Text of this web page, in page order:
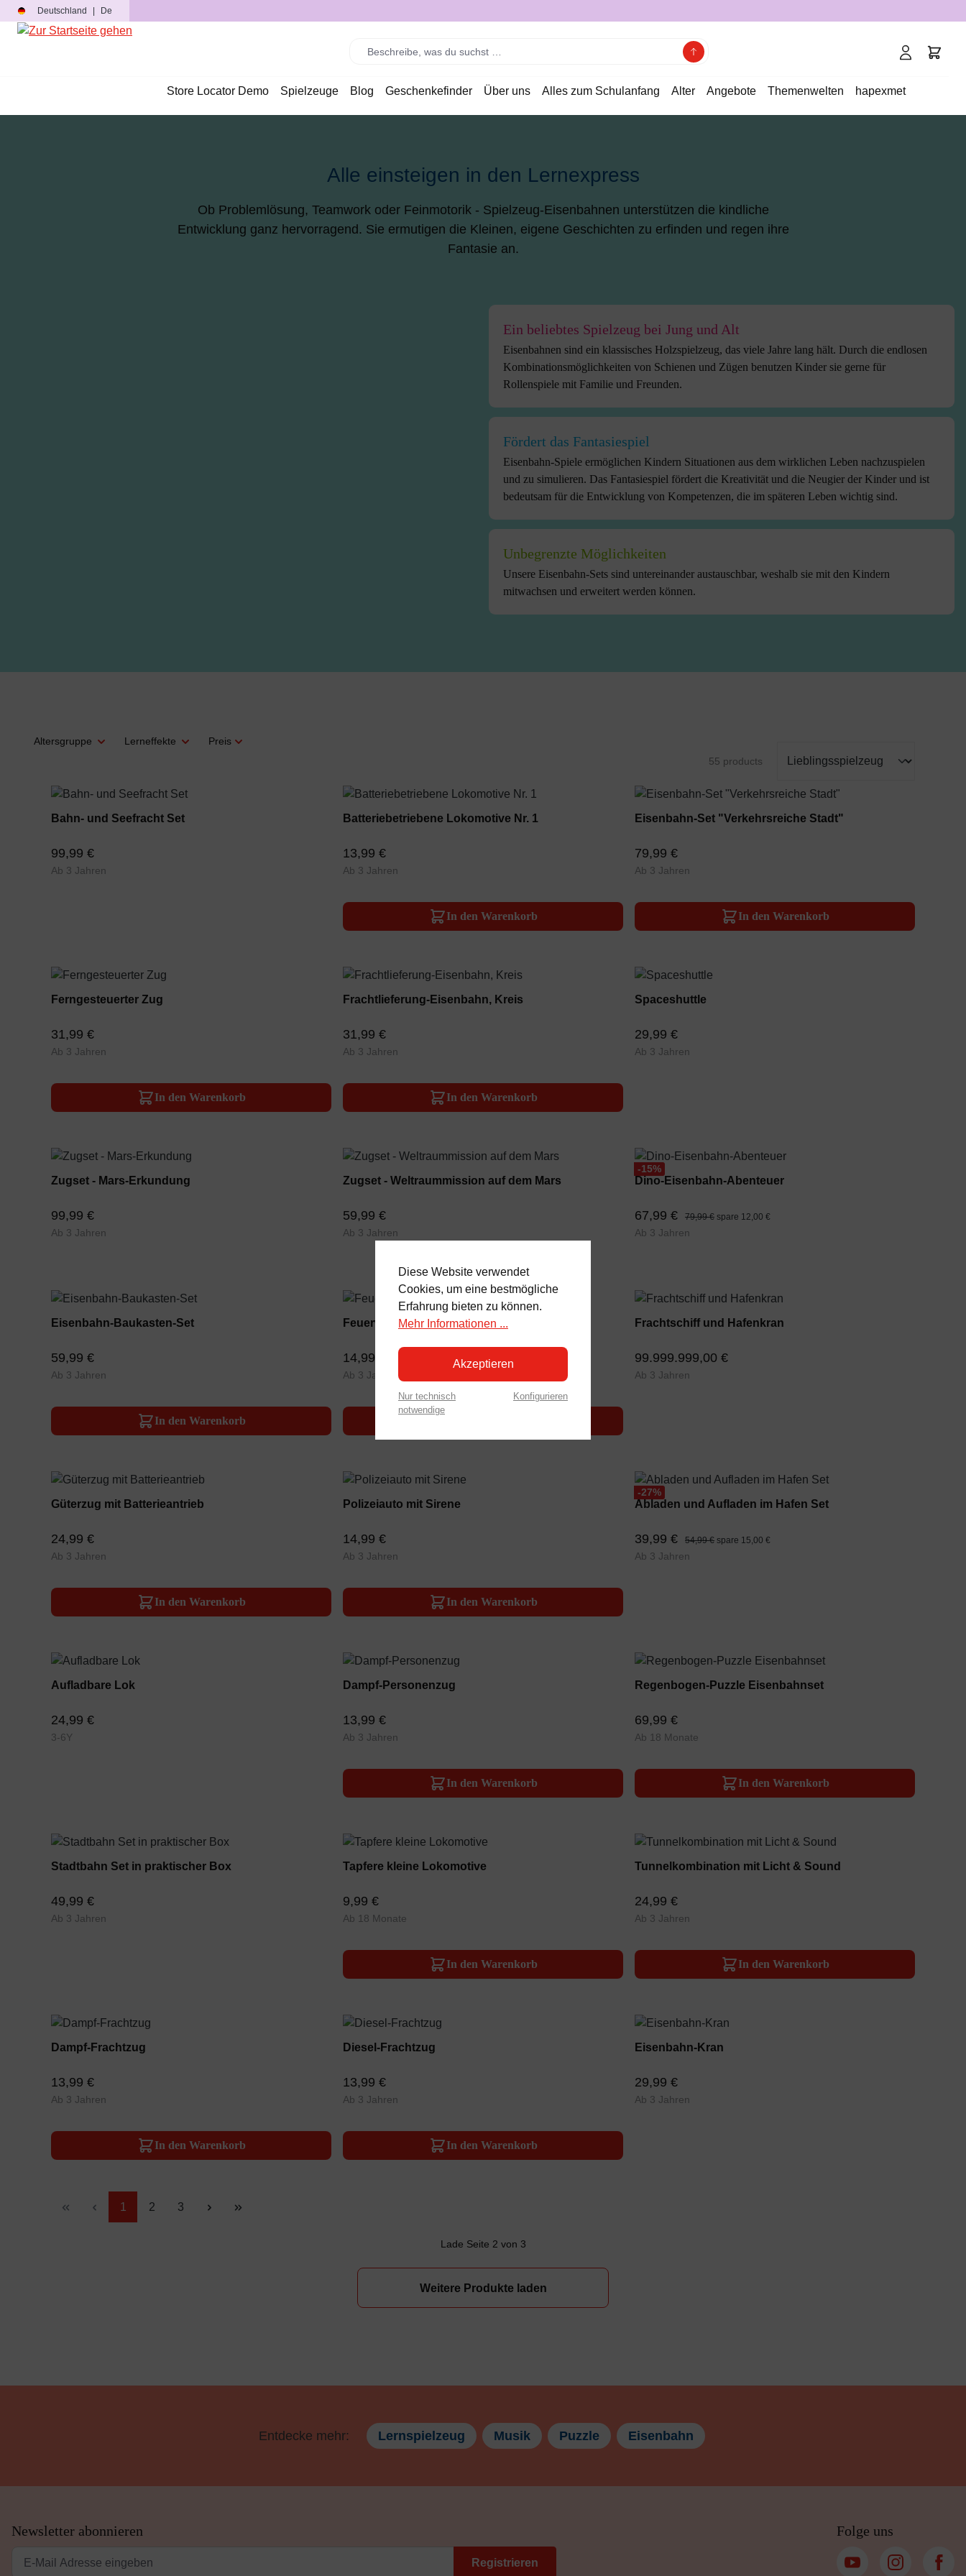
Hauptinhalt springen
Zur Suche springen
Zur Hauptnavigation springen
Deutschland De
Store Locator Demo Spielzeuge Blog Geschenkefinder Über uns Alles zum Schulanfang Alter Angebote Themenwelten hapexmet
Alle einsteigen in den Lernexpress
Ob Problemlösung, Teamwork oder Feinmotorik - Spielzeug-Eisenbahnen unterstützen die kindliche
Entwicklung ganz hervorragend. Sie ermutigen die Kleinen, eigene Geschichten zu erfinden und regen ihre
Fantasie an.
Ein beliebtes Spielzeug bei Jung und Alt
Eisenbahnen sind ein klassisches Holzspielzeug, das viele Jahre lang hält. Durch die endlosen
Kombinationsmöglichkeiten von Schienen und Zügen benutzen Kinder sie gerne für
Rollenspiele mit Familie und Freunden.
Fördert das Fantasiespiel
Eisenbahn-Spiele ermöglichen Kindern Situationen aus dem wirklichen Leben nachzuspielen
und zu simulieren. Das Fantasiespiel fördert die Kreativität und die Neugier der Kinder und ist
bedeutsam für die Entwicklung von Kompetenzen, die im späteren Leben wichtig sind.
Unbegrenzte Möglichkeiten
Unsere Eisenbahn-Sets sind untereinander austauschbar, weshalb sie mit den Kindern
mitwachsen und erweitert werden können.
Altersgruppe Lerneffekte
Preis
55 products
Bahn- und Seefracht Set
99,99 €
Ab 3 Jahren
Batteriebetriebene Lokomotive Nr. 1
13,99 €
Ab 3 Jahren
In den Warenkorb
Eisenbahn-Set "Verkehrsreiche Stadt"
79,99 €
Ab 3 Jahren
In den Warenkorb
Ferngesteuerter Zug
31,99 €
Ab 3 Jahren
In den Warenkorb
Frachtlieferung-Eisenbahn, Kreis
31,99 €
Ab 3 Jahren
In den Warenkorb
Spaceshuttle
29,99 €
Ab 3 Jahren
Zugset - Mars-Erkundung
99,99 €
Ab 3 Jahren
Zugset - Weltraummission auf dem Mars
59,99 €
Ab 3 Jahren
-15%
Dino-Eisenbahn-Abenteuer
67,99 € 79,99 € spare 12,00 €
Ab 3 Jahren
Eisenbahn-Baukasten-Set
59,99 €
Ab 3 Jahren
In den Warenkorb
Feuerwehrauto mit Sirene
14,99 €
Ab 3 Jahren
Frachtschiff und Hafenkran
99.999.999,00 €
Ab 3 Jahren
Güterzug mit Batterieantrieb
24,99 €
Ab 3 Jahren
In den Warenkorb
Polizeiauto mit Sirene
14,99 €
Ab 3 Jahren
In den Warenkorb
-27%
Abladen und Aufladen im Hafen Set
39,99 € 54,99 € spare 15,00 €
Ab 3 Jahren
Aufladbare Lok
24,99 €
3-6Y
Dampf-Personenzug
13,99 €
Ab 3 Jahren
In den Warenkorb
Regenbogen-Puzzle Eisenbahnset
69,99 €
Ab 18 Monate
In den Warenkorb
Stadtbahn Set in praktischer Box
49,99 €
Ab 3 Jahren
Tapfere kleine Lokomotive
9,99 €
Ab 18 Monate
In den Warenkorb
Tunnelkombination mit Licht & Sound
24,99 €
Ab 3 Jahren
In den Warenkorb
Dampf-Frachtzug
13,99 €
Ab 3 Jahren
In den Warenkorb
Diesel-Frachtzug
13,99 €
Ab 3 Jahren
In den Warenkorb
Eisenbahn-Kran
29,99 €
Ab 3 Jahren
Seite
1 Seite
2 Seite
3
Weitere Produkte laden
Lade Seite 2 von 3
Entdecke mehr: Lernspielzeug Musik Puzzle Eisenbahn
Newsletter abonnieren
Registrieren
Folge uns
Diese Website verwendet
Cookies, um eine bestmögliche
Erfahrung bieten zu können.
Mehr Informationen ...
Akzeptieren
Nur technisch
notwendige
Konfigurieren